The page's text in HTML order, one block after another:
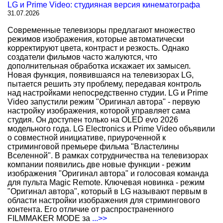
LG и Prime Video: студияная версия кинематографа
31.07.2026
Современные телевизоры предлагают множество
режимов изображения, которые автоматически
корректируют цвета, контраст и резкость. Однако
создатели фильмов часто жалуются, что
дополнительная обработка искажает их замысел.
Новая функция, появившаяся на телевизорах LG,
пытается решить эту проблему, передавая контроль
над настройками непосредственно студии. LG и Prime
Video запустили режим "Оригинал автора" - первую
настройку изображения, которой управляет сама
студия. Он доступен только на OLED evo 2026
модельного года. LG Electronics и Prime Video объявили
о совместной инициативе, приуроченной к
стриминговой премьере фильма "Властелины
Вселенной". В рамках сотрудничества на телевизорах
компании появились две новые функции - режим
изображения "Оригинал автора" и голосовая команда
для пульта Magic Remote. Ключевая новинка - режим
"Оригинал автора", который в LG называют первым в
области настройки изображения для стримингового
контента. Его отличие от распространенного
FILMMAKER MODE за ...>>